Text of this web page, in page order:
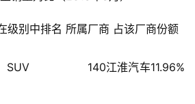
级别中排名 所属厂商 占该厂商份额